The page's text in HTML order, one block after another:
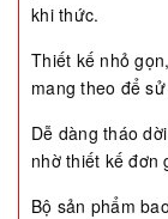
khi thức.
Thiết kế nhỏ
mang theo để
Dễ dàng tháo
nhờ thiết kế đơn
Bộ sản phẩm